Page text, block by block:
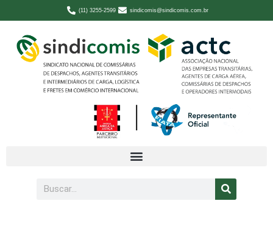
(11) 3255-2599 sindicomis@sindicomis.com.br